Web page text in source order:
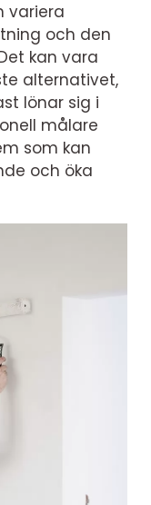
variera
och den
kan vara
alternativet,
lönar sig i
målare
som kan
och öka